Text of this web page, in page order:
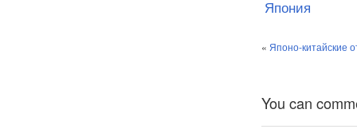
Япония
« Японо-китайские
You can